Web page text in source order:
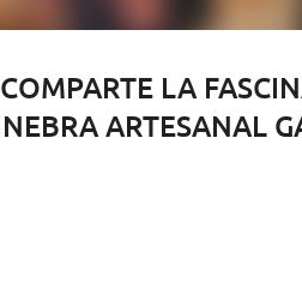
LA
ARTESANAL